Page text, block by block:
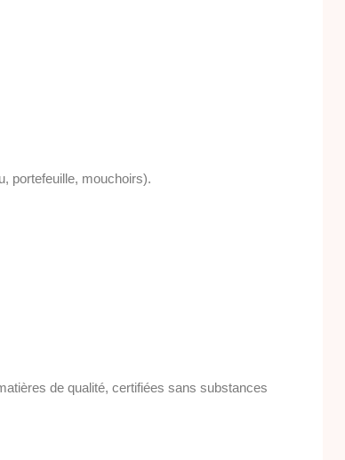
portefeuille, mouchoirs).
de qualité, certifiées sans substances